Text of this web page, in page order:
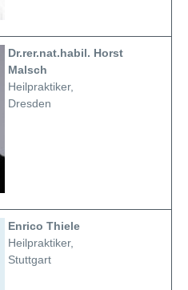
Dr.rer.nat.habil. Horst
Malsch
Heilpraktiker,
Dresden
Enrico Thiele
Heilpraktiker,
Stuttgart